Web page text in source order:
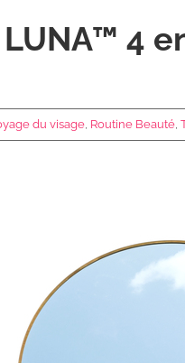
4
du visage, Routine Beauté,